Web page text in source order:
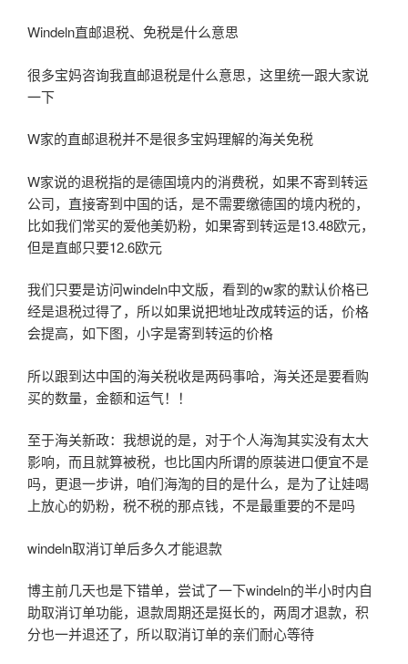
Windeln直邮退税、免税是什么意思
很多宝妈咨询我直邮退税是什么意思，这里统一跟大家说
一下
W家的直邮退税并不是很多宝妈理解的海关免税
W家说的退税指的是德国境内的消费税，如果不寄到转运
公司，直接寄到中国的话，是不需要缴德国的境内税的，
比如我们常买的爱他美奶粉，如果寄到转运是13.48欧元，
但是直邮只要12.6欧元
我们只要是访问windeln中文版，看到的w家的默认价格已
经是退税过得了，所以如果说把地址改成转运的话，价格
会提高，如下图，小字是寄到转运的价格
所以跟到达中国的海关税收是两码事哈，海关还是要看购
买的数量，金额和运气！！
至于海关新政：我想说的是，对于个人海淘其实没有太大
影响，而且就算被税，也比国内所谓的原装进口便宜不是
吗，更退一步讲，咱们海淘的目的是什么，是为了让娃喝
上放心的奶粉，税不税的那点钱，不是最重要的不是吗
windeln取消订单后多久才能退款
博主前几天也是下错单，尝试了一下windeln的半小时内自
助取消订单功能，退款周期还是挺长的，两周才退款，积
分也一并退还了，所以取消订单的亲们耐心等待